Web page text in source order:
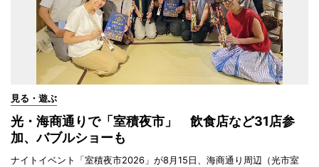
見る・遊ぶ
光・海商通りで「室積夜市」 飲食店など31店参
加、バブルショーも
ナイトイベント「室積夜市2026」が8月15日、海商通り周辺（光市室